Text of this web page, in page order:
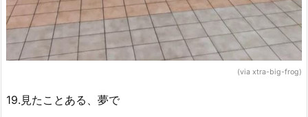
(via xtra-big-frog)
19.見たことある、夢で